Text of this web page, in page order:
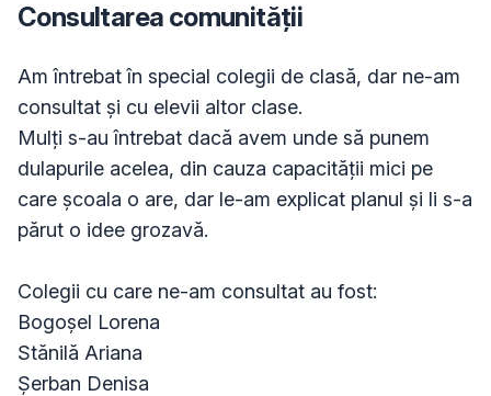
Consultarea comunității
Am întrebat în special colegii de clasă, dar ne-am
consultat și cu elevii altor clase.
Mulți s-au întrebat dacă avem unde să punem
dulapurile acelea, din cauza capacității mici pe
care școala o are, dar le-am explicat planul și li s-a
părut o idee grozavă.
Colegii cu care ne-am consultat au fost:
Bogoșel Lorena
Stănilă Ariana
Șerban Denisa